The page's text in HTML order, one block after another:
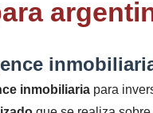
inmobiliaria para